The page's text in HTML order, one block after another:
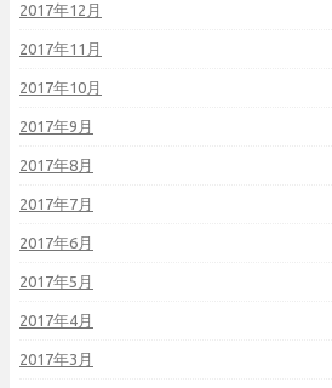
2017年12月
2017年11月
2017年10月
2017年9月
2017年8月
2017年7月
2017年6月
2017年5月
2017年4月
2017年3月